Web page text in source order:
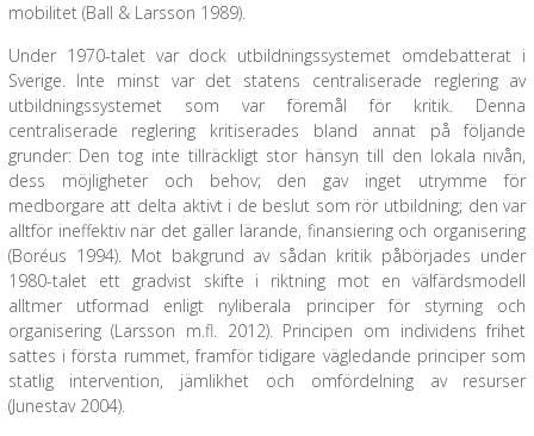
mobilitet (Ball & Larsson 1989).
Under 1970-talet var dock utbildningssystemet omdebatterat i
Sverige. Inte minst var det statens centraliserade reglering av
utbildningssystemet som var föremål för kritik. Denna
centraliserade reglering kritiserades bland annat på följande
grunder: Den tog inte tillräckligt stor hänsyn till den lokala nivån,
dess möjligheter och behov; den gav inget utrymme för
medborgare att delta aktivt i de beslut som rör utbildning; den var
alltför ineffektiv när det gäller lärande, finansiering och organisering
(Boréus 1994). Mot bakgrund av sådan kritik påbörjades under
1980-talet ett gradvist skifte i riktning mot en välfärdsmodell
alltmer utformad enligt nyliberala principer för styrning och
organisering (Larsson m.fl. 2012). Principen om individens frihet
sattes i första rummet, framför tidigare vägledande principer som
statlig intervention, jämlikhet och omfördelning av resurser
(Junestav 2004).